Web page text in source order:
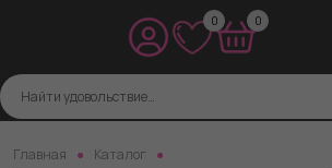
0 0
Главная
Каталог